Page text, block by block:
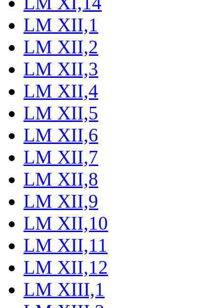
LM XII,1
LM XII,2
LM XII,3
LM XII,4
LM XII,5
LM XII,6
LM XII,7
LM XII,8
LM XII,9
LM XII,10
LM XII,11
LM XII,12
LM XIII,1